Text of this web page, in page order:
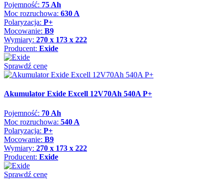
Pojemność: 75 Ah
Moc rozruchowa: 630 A
Polaryzacja: P+
Mocowanie: B9
Wymiary: 270 x 173 x 222
Producent: Exide
Sprawdź cenę
Akumulator Exide Excell 12V70Ah 540A P+
Pojemność: 70 Ah
Moc rozruchowa: 540 A
Polaryzacja: P+
Mocowanie: B9
Wymiary: 270 x 173 x 222
Producent: Exide
Sprawdź cenę